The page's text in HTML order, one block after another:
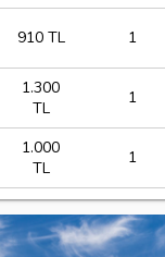
910 TL 1
1.300
TL
1
1.000
TL
1